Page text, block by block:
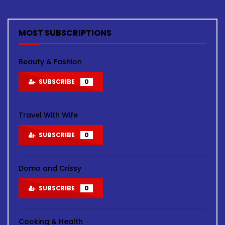
MOST SUBSCRIPTIONS
Beauty & Fashion
SUBSCRIBE 0
Travel With Wife
SUBSCRIBE 0
Domo and Crissy
SUBSCRIBE 0
Cooking & Health